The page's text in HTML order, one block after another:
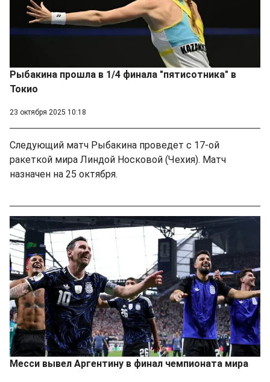
Рыбакина прошла в 1/4 финала "пятисотника" в
Токио
23 октября 2025 10:18
Следующий матч Рыбакина проведет с 17-ой
ракеткой мира Линдой Носковой (Чехия). Матч
назначен на 25 октября.
Месси вывел Аргентину в финал чемпионата мира